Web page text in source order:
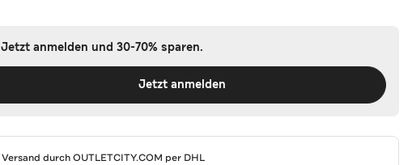
Jetzt anmelden und 30-70% sparen.
Jetzt anmelden
Versand durchOUTLETCITY.COM per DHL